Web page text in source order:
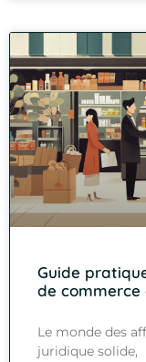
Guide
de commerce
Le monde des
juridique solide,